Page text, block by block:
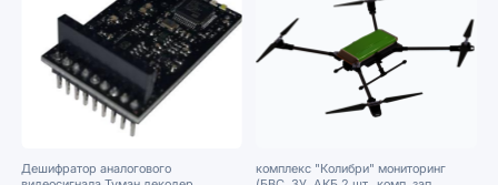
Дешифратор аналогового
комплекс "Колибри" мониторинг